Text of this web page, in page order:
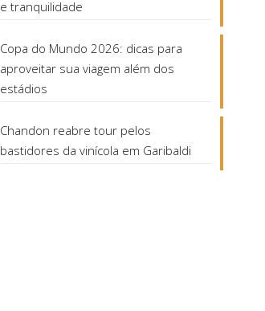
e tranquilidade
Copa do Mundo 2026: dicas para
aproveitar sua viagem além dos
estádios
Chandon reabre tour pelos
bastidores da vinícola em Garibaldi